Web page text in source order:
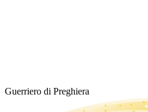
Guerriero di Preghiera